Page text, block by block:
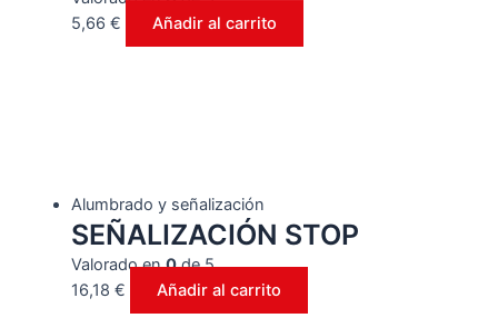
5,66 € Añadir al carrito
Alumbrado y señalización
SEÑALIZACIÓN STOP
Valorado en0de 5
16,18 € Añadir al carrito